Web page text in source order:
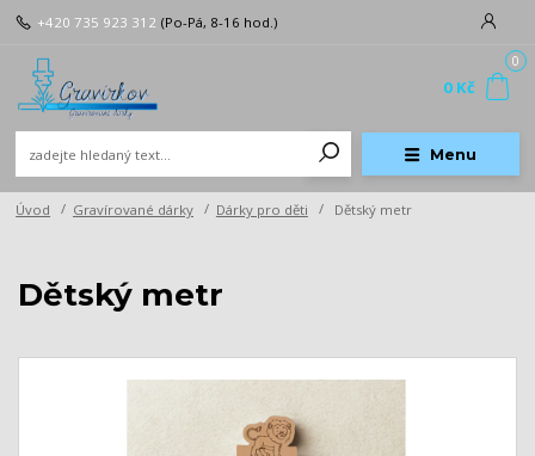
Menu
+420 735 923 312 (Po-Pá, 8-16 hod.)
0
0 Kč
Úvod Gravírované dárky Dárky pro děti Dětský metr
Dětský metr